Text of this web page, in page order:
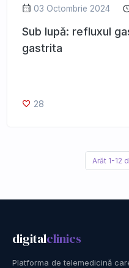
03 Octombrie 2024
Sub lupă: refluxul
gastrita
28
Arăt 1-12
digitalclinics
Platforma de telemedicină